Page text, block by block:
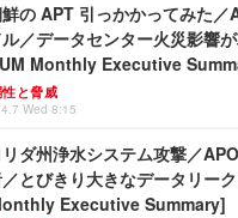
の APT 引っかかってみた
／データセンター火災影響
Monthly Executive
と脅威
Wed 8:15
リダ州浄水システム攻撃／
とびきり大きなデータリー
Executive Summary]